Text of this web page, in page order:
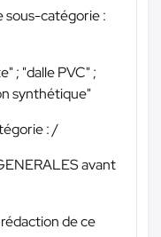
sous-catégorie :
; "dalle PVC" ;
synthétique"
: /
avant
de ce